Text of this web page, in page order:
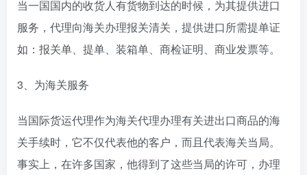
当一国国内的收货人有货物到达的时候，为其提供进口
服务，代理向海关办理报关清关，提供进口所需提单证
如：报关单、提单、装箱单、商检证明、商业发票等。
3、为海关服务
当国际货运代理作为海关代理办理有关进出口商品的海
关手续时，它不仅代表他的客户，而且代表海关当局。
事实上，在许多国家，他得到了这些当局的许可，办理